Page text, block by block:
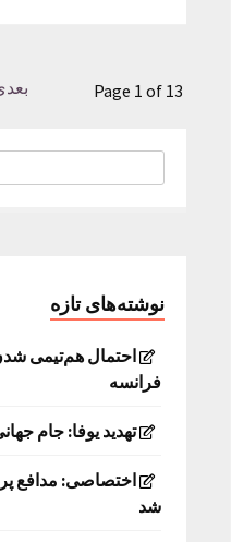
Page 1 of 13
نوشته‌های تازه
احتمال هم‌تیمی
فرانسه
تهدید یوفا: جام
اختصاصی: مدافع
شد